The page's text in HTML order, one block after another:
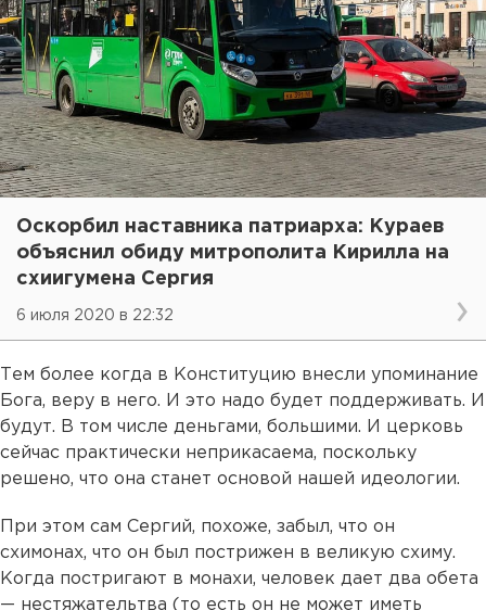
Оскорбил наставника патриарха: Кураев
объяснил обиду митрополита Кирилла на
схиигумена Сергия
6 июля 2020 в 22:32
Тем более когда в Конституцию внесли упоминание
Бога, веру в него. И это надо будет поддерживать. И
будут. В том числе деньгами, большими. И церковь
сейчас практически неприкасаема, поскольку
решено, что она станет основой нашей идеологии.
При этом сам Сергий, похоже, забыл, что он
схимонах, что он был пострижен в великую схиму.
Когда постригают в монахи, человек дает два обета
— нестяжательтва (то есть он не может иметь